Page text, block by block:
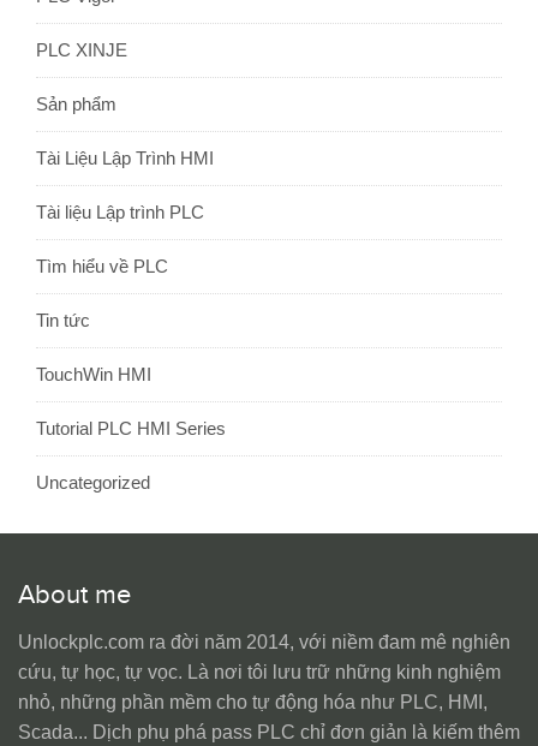
PLC XINJE
Sản phẩm
Tài Liệu Lập Trình HMI
Tài liệu Lập trình PLC
Tìm hiểu về PLC
Tin tức
TouchWin HMI
Tutorial PLC HMI Series
Uncategorized
About me
Unlockplc.com ra đời năm 2014, với niềm đam mê nghiên
cứu, tự học, tự vọc. Là nơi tôi lưu trữ những kinh nghiệm
nhỏ, những phần mềm cho tự động hóa như PLC, HMI,
Scada... Dịch phụ phá pass PLC chỉ đơn giản là kiếm thêm